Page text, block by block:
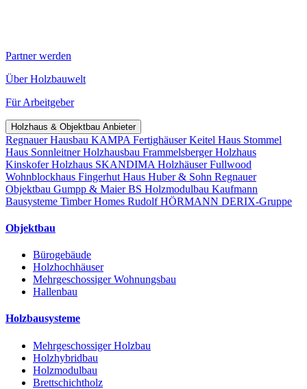
Partner werden
Über Holzbauwelt
Für Arbeitgeber
Holzhaus & Objektbau Anbieter
Regnauer Hausbau KAMPA FertighäuserKeitel Haus Stommel
Haus Sonnleitner Holzhausbau Frammelsberger Holzhaus
Kinskofer Holzhaus SKANDIMA HolzhäuserFullwood
Wohnblockhaus Fingerhut Haus Huber & Sohn Regnauer
Objektbau Gumpp & MaierBS Holzmodulbau Kaufmann
Bausysteme Timber Homes Rudolf HÖRMANN DERIX-Gruppe
Objektbau
Bürogebäude
Holzhochhäuser
Mehrgeschossiger Wohnungsbau
Hallenbau
Holzbausysteme
Mehrgeschossiger Holzbau
Holzhybridbau
Holzmodulbau
Brettschichtholz